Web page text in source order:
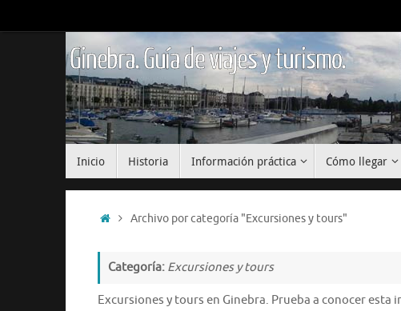
al
Ginebra. Guía de viajes y turismo.
Inicio Historia Información práctica Cómo llegar
InicioArchivo por categoría "Excursiones y tours"
Categoría: Excursiones y tours
Excursiones y tours en Ginebra. Prueba a conocer